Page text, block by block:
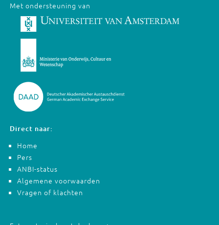
Met ondersteuning van
Direct naar:
Home
Pers
ANBI-status
Algemene voorwaarden
Vragen of klachten